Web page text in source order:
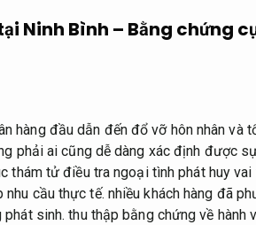
Ninh Bình – Bằng chứng
hàng đầu dẫn đến đổ vỡ hôn nhân và
phải ai cũng dễ dàng xác định được
thám tử điều tra ngoại tình phát huy
nhu cầu thực tế. nhiều khách hàng đã
phát sinh. thu thập bằng chứng về hành